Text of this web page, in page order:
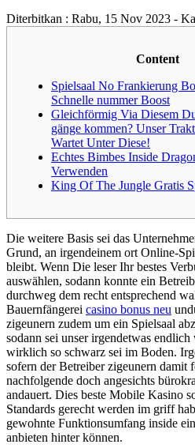
Diterbitkan : Rabu, 15 Nov 2023 -
Content
Spielsaal No Frankierung
Schnelle nummer Boost
Gleichförmig Via Diesem
gänge kommen? Unser
Wartet Unter Diese!
Echtes Bimbes Inside
Verwenden
King Of The Jungle Gratis
Die weitere Basis sei das
Grund, an irgendeinem ort Online-
bleibt. Wenn Die leser Ihr bestes
auswählen, sodann konnte ein
durchweg dem recht entsprechend
Bauernfängerei casino bonus neu
zigeunern zudem um ein Spielsaal
sodann sei unser irgendetwas
wirklich so schwarz sei im Boden.
sofern der Betreiber zigeunern damit
nachfolgende doch angesichts
andauert. Dies beste Mobile Kasino
Standards gerecht werden im griff
gewohnte Funktionsumfang inside
anbieten hinter können.